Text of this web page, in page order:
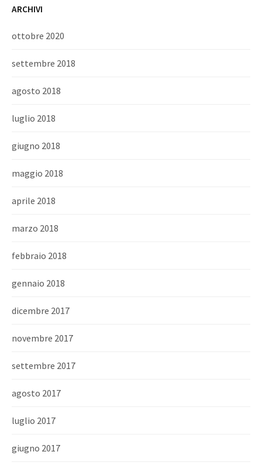
ARCHIVI
ottobre 2020
settembre 2018
agosto 2018
luglio 2018
giugno 2018
maggio 2018
aprile 2018
marzo 2018
febbraio 2018
gennaio 2018
dicembre 2017
novembre 2017
settembre 2017
agosto 2017
luglio 2017
giugno 2017